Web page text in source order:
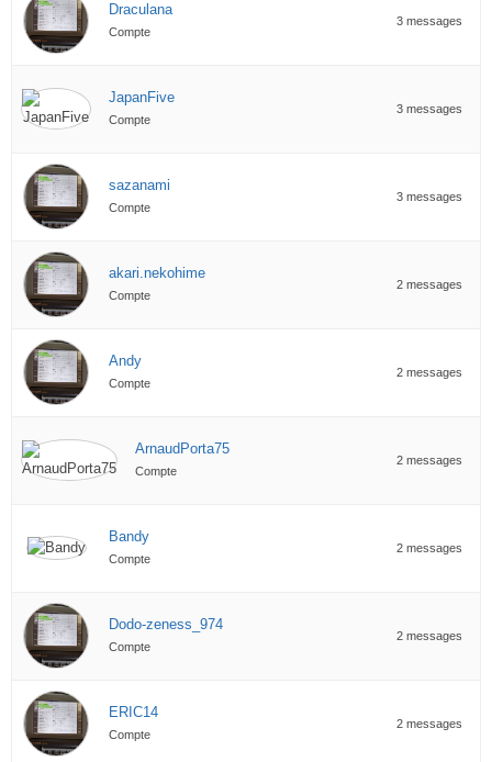
Draculana
Compte
3 messages
JapanFive
Compte
3 messages
sazanami
Compte
3 messages
akari.nekohime
Compte
2 messages
Andy
Compte
2 messages
ArnaudPorta75
Compte
2 messages
Bandy
Compte
2 messages
Dodo-zeness_974
Compte
2 messages
ERIC14
Compte
2 messages